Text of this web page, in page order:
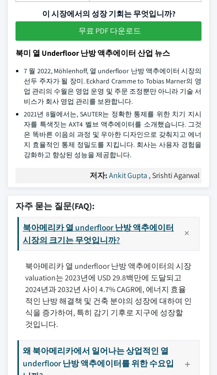
이 시장에서의 성장 기회는 무엇입니까?
무료 PDF 다운로드
북미 열 Underfloor 난방 액추에이터 산업 뉴스
7 월 2022, Möhlenhoff, 열 underfloor 난방 액추에이터 시장의
선두 주자가 될 장미. Eckhard Cramme to Tobias Marner의 영
업 관리의 수월은 영업 운영 및 주문 조정뿐만 아니라 기술 서
비스가 회사 영업 관리를 보완합니다.
2021년 8월에서는, SAUTER는 정확한 통제를 위한 치기 지시
자를 특색짓는 AXT4 벨브 액추에이터를 소개했습니다. 그것
은 똑바른 이음쇠 과정 및 우아한 디자인으로 갖춰지고 에너
지 효율적인 통제 정밀도를 지킵니다. 회사는 사용자 경험을
강화하고 향상된 성능을 제공합니다.
저자:Ankit Gupta , Srishti Agarwal
자주 묻는 질문(FAQ):
북아메리카 열 underfloor 난방 액추에이터
시장의 크기는 무엇입니까?
북아메리카 열 underfloor 난방 액추에이터의 시장
valuation는 2023년에 USD 29.8백만에 도달되고
2024년과 2032년 사이 4.7% CAGR에, 에너지 효율
적인 난방 해결책 및 건축 분야의 성장에 대하여 인
식을 증가하여, 특히 감기 기후로 지구에 성장할
것입니다.
왜 북아메리카에서 일어나는 상업적인 열
underfloor 난방 액추에이터를 위한 수요입